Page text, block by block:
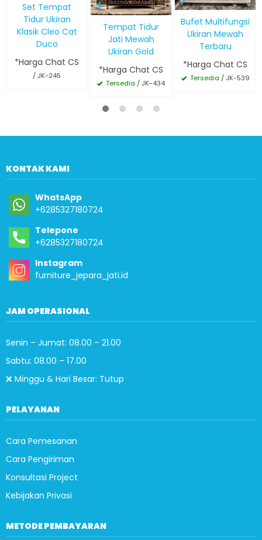
Set Tempat
Tidur Ukiran
Klasik Cleo Cat
Duco
*Harga Chat CS
/ JK-245
Tempat Tidur
Jati Mewah
Ukiran Gold
*Harga Chat CS
Tersedia / JK-434
Bufet Multifungsi
Ukiran Mewah
Terbaru
*Harga Chat CS
Tersedia / JK-539
KONTAK KAMI
WhatsApp
+6285327180724
Telepone
+6285327180724
Instagram
furniture_jepara_jati.id
JAM OPERASIONAL
Senin – Jumat: 08.00 – 21.00
Sabtu: 08.00 – 17.00
❌ Minggu & Hari Besar: Tutup
PELAYANAN
Cara Pemesanan
Cara Pengiriman
Konsultasi Project
Kebijakan Privasi
METODE PEMBAYARAN